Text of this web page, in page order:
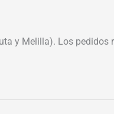
y Melilla). Los pedidos